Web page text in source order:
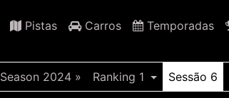
Pistas Carros Temporadas
Season 2024 » Ranking 1 Sessão 6